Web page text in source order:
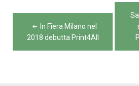
Navigazione
articoli
In Fiera Milano nel
2018 debutta Print4All